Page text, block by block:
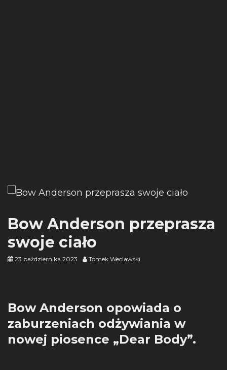
Bow Anderson przeprasza
swoje ciało
23 października 2023 Tomek Weclawski
Bow Anderson opowiada o
zaburzeniach odżywiania w
nowej piosence „Dear Body”.